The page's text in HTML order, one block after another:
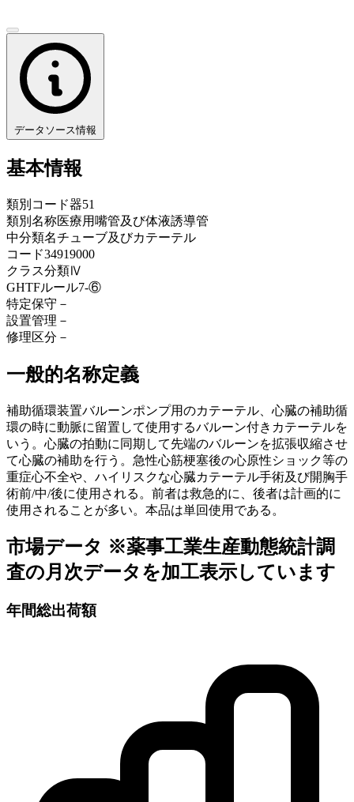
データソース情報
基本情報
類別コード器51
類別名称医療用嘴管及び体液誘導管
中分類名チューブ及びカテーテル
コード34919000
クラス分類Ⅳ
GHTFルール7-⑥
特定保守 －
設置管理 －
修理区分 －
一般的名称定義
補助循環装置バルーンポンプ用のカテーテル、心臓の補助循
環の時に動脈に留置して使用するバルーン付きカテーテルを
いう。心臓の拍動に同期して先端のバルーンを拡張収縮させ
て心臓の補助を行う。急性心筋梗塞後の心原性ショック等の
重症心不全や、ハイリスクな心臓カテーテル手術及び開胸手
術前/中/後に使用される。前者は救急的に、後者は計画的に
使用されることが多い。本品は単回使用である。
市場データ ※薬事工業生産動態統計調
査の月次データを加工表示しています
年間総出荷額